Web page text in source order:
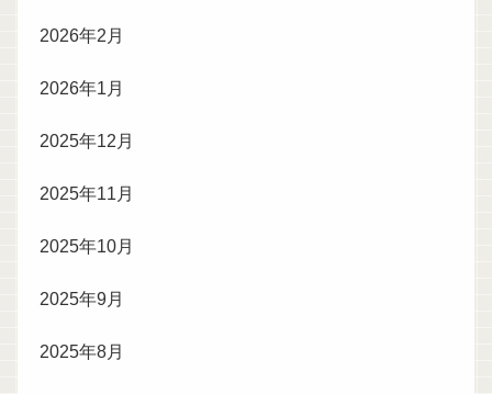
2026年2月
2026年1月
2025年12月
2025年11月
2025年10月
2025年9月
2025年8月